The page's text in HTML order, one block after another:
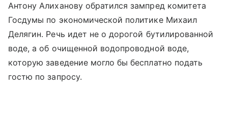
Антону Алиханову обратился зампред комитета
Госдумы по экономической политике Михаил
Делягин. Речь идет не о дорогой бутилированной
воде, а об очищенной водопроводной воде,
которую заведение могло бы бесплатно подать
гостю по запросу.